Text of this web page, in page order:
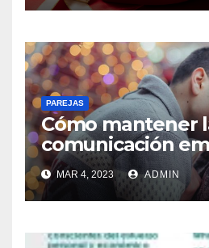
PAREJAS
Cómo mantener
comunicación
una relación LAT
MAR 4, 2023 ADMIN